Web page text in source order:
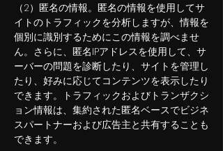
（2）匿名の情報。匿名の情報を使用してサ
イトのトラフィックを分析しますが、情報を
個別に識別するためにこの情報を調べませ
ん。さらに、匿名IPアドレスを使用して、サ
ーバーの問題を診断したり、サイトを管理し
たり、好みに応じてコンテンツを表示したり
できます。トラフィックおよびトランザクシ
ョン情報は、集約された匿名ベースでビジネ
スパートナーおよび広告主と共有することも
できます。